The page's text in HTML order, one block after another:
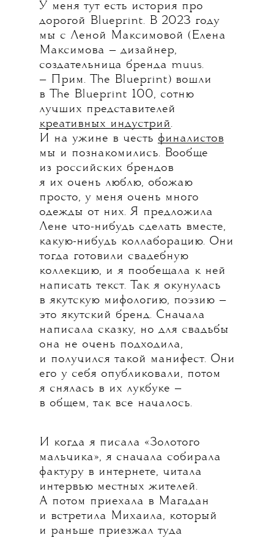
У меня тут есть история про
дорогой Blueprint. В 2023 году
мы с Леной Максимовой (Елена
Максимова — дизайнер,
создательница бренда muus.
— Прим. The Blueprint) вошли
в The Blueprint 100, сотню
лучших представителей
креативных индустрий.
И на ужине в честь финалистов
мы и познакомились. Вообще
из российских брендов
я их очень люблю, обожаю
просто, у меня очень много
одежды от них. Я предложила
Лене что-нибудь сделать вместе,
какую-нибудь коллаборацию. Они
тогда готовили свадебную
коллекцию, и я пообещала к ней
написать текст. Так я окунулась
в якутскую мифологию, поэзию —
это якутский бренд. Сначала
написала сказку, но для свадьбы
она не очень подходила,
и получился такой манифест. Они
его у себя опубликовали, потом
я снялась в их лукбуке —
в общем, так все началось.
И когда я писала «Золотого
мальчика», я сначала собирала
фактуру в интернете, читала
интервью местных жителей.
А потом приехала в Магадан
и встретила Михаила, который
и раньше приезжал туда